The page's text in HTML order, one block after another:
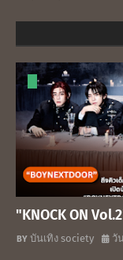
"KNOCK ON
บันเทิง society วั